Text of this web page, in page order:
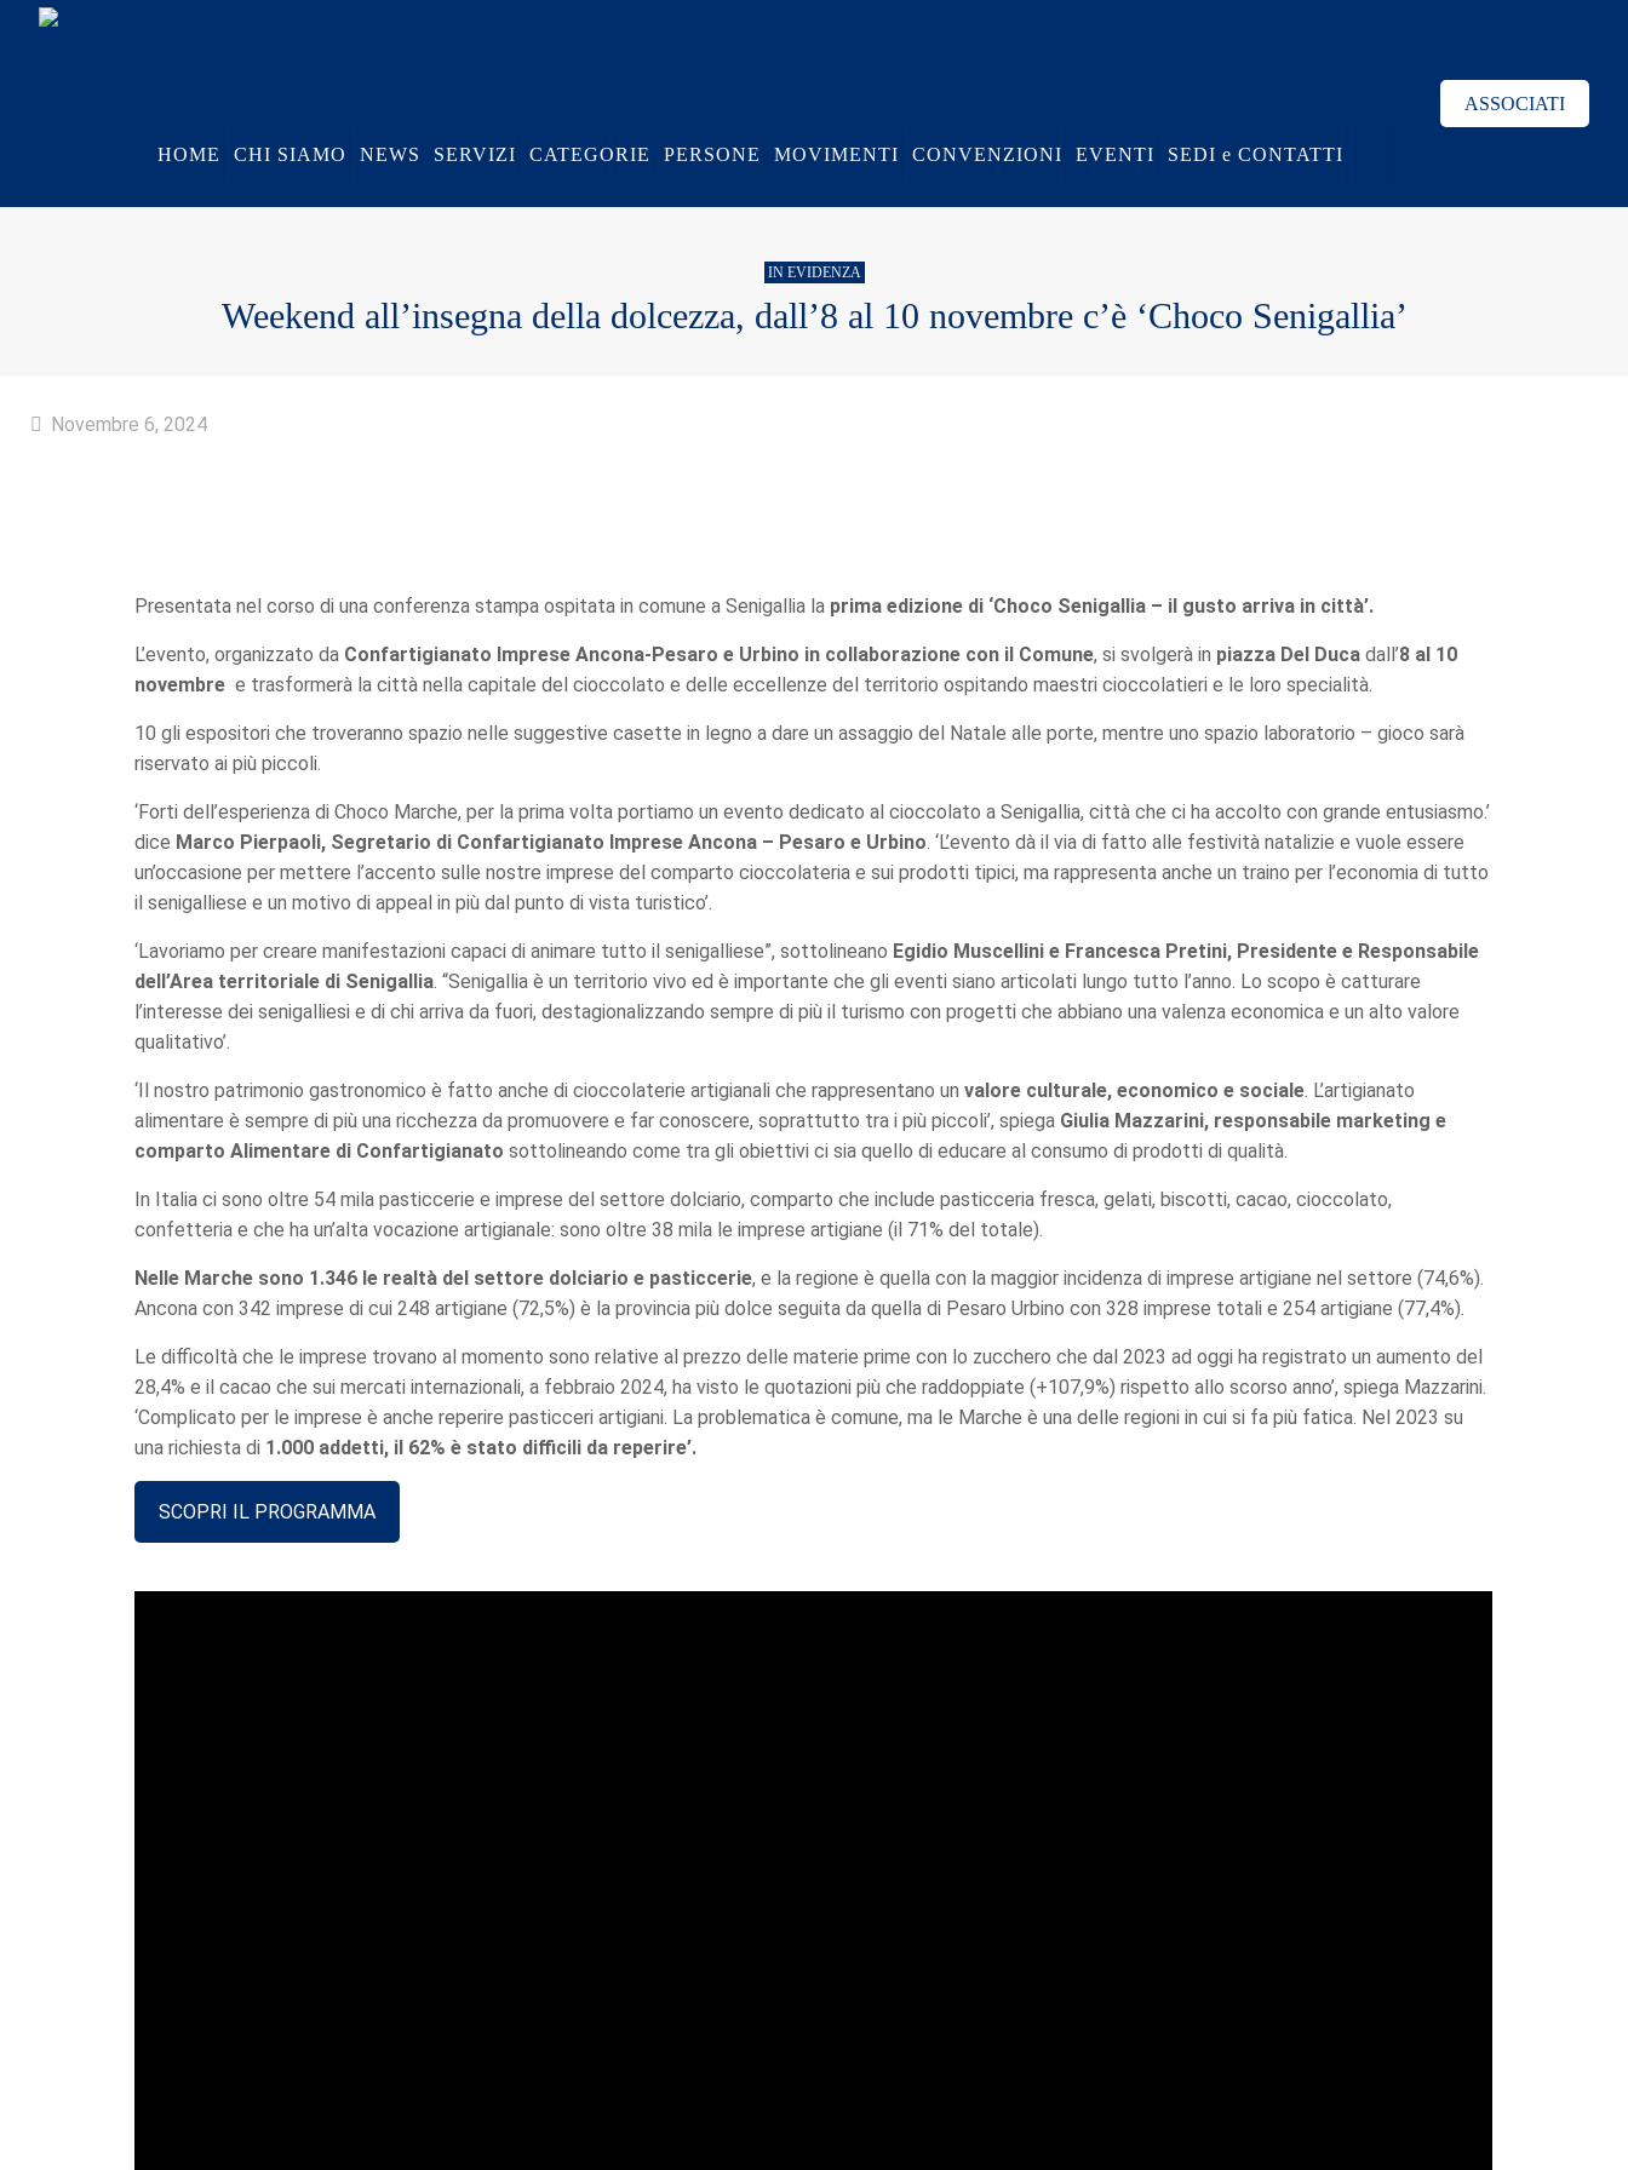
HOME CHI SIAMO NEWS SERVIZI CATEGORIE PERSONE MOVIMENTI CONVENZIONI EVENTI SEDI e CONTATTI
ASSOCIATI
IN EVIDENZA
Weekend all’insegna della dolcezza, dall’8 al 10 novembre c’è ‘Choco Senigallia’
Novembre 6, 2024
Presentata nel corso di una conferenza stampa ospitata in comune a Senigallia la prima edizione di ‘Choco Senigallia – il gusto arriva in città’.
L’evento, organizzato da Confartigianato Imprese Ancona-Pesaro e Urbino in collaborazione con il Comune, si svolgerà in piazza Del Ducadall’8 al 10
novembre e trasformerà la città nella capitale del cioccolato e delle eccellenze del territorio ospitando maestri cioccolatieri e le loro specialità.
10 gli espositori che troveranno spazio nelle suggestive casette in legno a dare un assaggio del Natale alle porte, mentre uno spazio laboratorio – gioco sarà
riservato ai più piccoli.
‘Forti dell’esperienza di Choco Marche, per la prima volta portiamo un evento dedicato al cioccolato a Senigallia, città che ci ha accolto con grande entusiasmo.’
dice Marco Pierpaoli, Segretario di Confartigianato Imprese Ancona – Pesaro e Urbino. ‘L’evento dà il via di fatto alle festività natalizie e vuole essere
un’occasione per mettere l’accento sulle nostre imprese del comparto cioccolateria e sui prodotti tipici, ma rappresenta anche un traino per l’economia di tutto
il senigalliese e un motivo di appeal in più dal punto di vista turistico’.
‘Lavoriamo per creare manifestazioni capaci di animare tutto il senigalliese”, sottolineano Egidio Muscellini e Francesca Pretini, Presidente e Responsabile
dell’Area territoriale di Senigallia. “Senigallia è un territorio vivo ed è importante che gli eventi siano articolati lungo tutto l’anno. Lo scopo è catturare
l’interesse dei senigalliesi e di chi arriva da fuori, destagionalizzando sempre di più il turismo con progetti che abbiano una valenza economica e un alto valore
qualitativo’.
‘Il nostro patrimonio gastronomico è fatto anche di cioccolaterie artigianali che rappresentano unvalore culturale, economico e sociale. L’artigianato
alimentare è sempre di più una ricchezza da promuovere e far conoscere, soprattutto tra i più piccoli’, spiega Giulia Mazzarini, responsabile marketing e
comparto Alimentare di Confartigianato sottolineando come tra gli obiettivi ci sia quello di educare al consumo di prodotti di qualità.
In Italia ci sono oltre 54 mila pasticcerie e imprese del settore dolciario, comparto che include pasticceria fresca, gelati, biscotti, cacao, cioccolato,
confetteria e che ha un’alta vocazione artigianale: sono oltre 38 mila le imprese artigiane (il 71% del totale).
Nelle Marche sono 1.346 le realtà del settore dolciario e pasticcerie, e la regione è quella con la maggior incidenza di imprese artigiane nel settore (74,6%).
Ancona con 342 imprese di cui 248 artigiane (72,5%) è la provincia più dolce seguita da quella di Pesaro Urbino con 328 imprese totali e 254 artigiane (77,4%).
Le difficoltà che le imprese trovano al momento sono relative al prezzo delle materie prime con lo zucchero che dal 2023 ad oggi ha registrato un aumento del
28,4% e il cacao che sui mercati internazionali, a febbraio 2024, ha visto le quotazioni più che raddoppiate (+107,9%) rispetto allo scorso anno’, spiega Mazzarini.
‘Complicato per le imprese è anche reperire pasticceri artigiani. La problematica è comune, ma le Marche è una delle regioni in cui si fa più fatica. Nel 2023 su
una richiesta di 1.000 addetti, il 62% è stato difficili da reperire’.
SCOPRI IL PROGRAMMA